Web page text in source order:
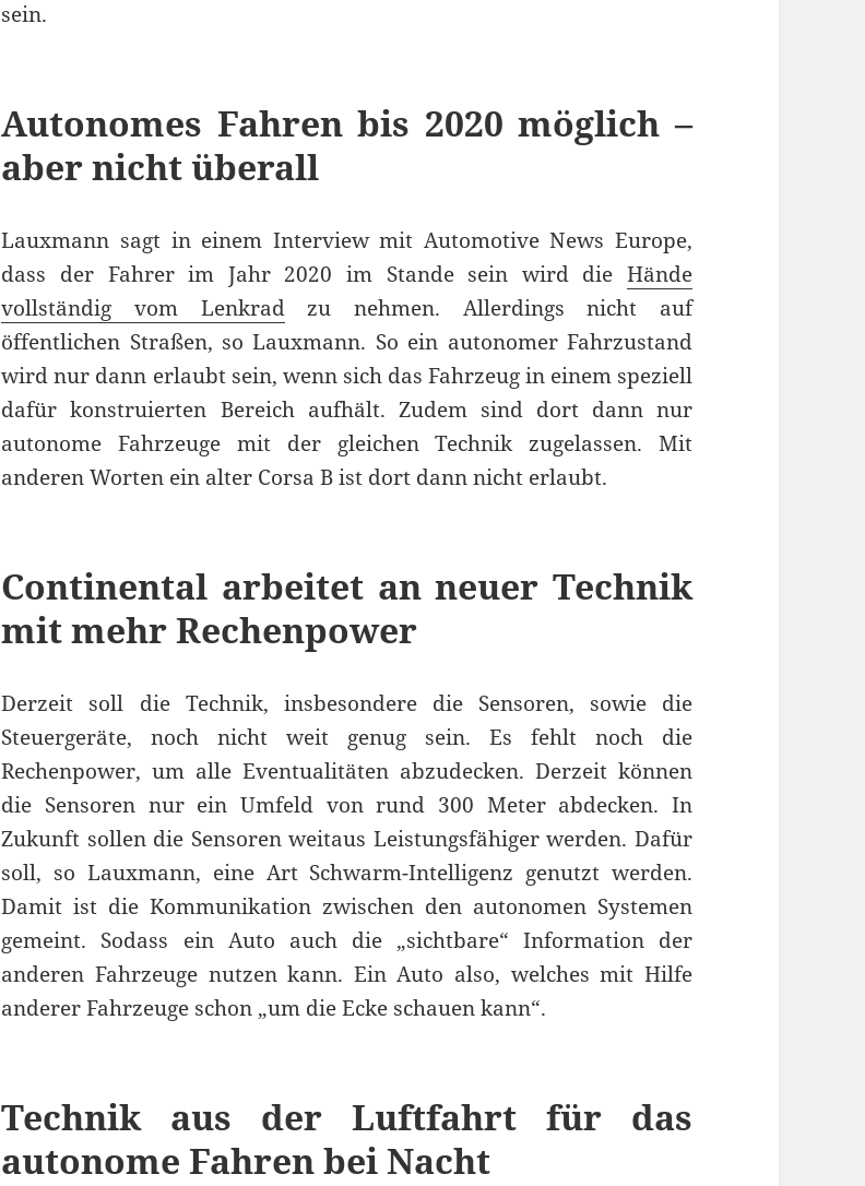
sein.
Autonomes Fahren bis 2020 möglich –
aber nicht überall
Lauxmann sagt in einem Interview mit Automotive News Europe,
dass der Fahrer im Jahr 2020 im Stande sein wird die Hände
vollständig vom Lenkradzu nehmen. Allerdings nicht auf
öffentlichen Straßen, so Lauxmann. So ein autonomer Fahrzustand
wird nur dann erlaubt sein, wenn sich das Fahrzeug in einem speziell
dafür konstruierten Bereich aufhält. Zudem sind dort dann nur
autonome Fahrzeuge mit der gleichen Technik zugelassen. Mit
anderen Worten ein alter Corsa B ist dort dann nicht erlaubt.
Continental arbeitet an neuer Technik
mit mehr Rechenpower
Derzeit soll die Technik, insbesondere die Sensoren, sowie die
Steuergeräte, noch nicht weit genug sein. Es fehlt noch die
Rechenpower, um alle Eventualitäten abzudecken. Derzeit können
die Sensoren nur ein Umfeld von rund 300 Meter abdecken. In
Zukunft sollen die Sensoren weitaus Leistungsfähiger werden. Dafür
soll, so Lauxmann, eine Art Schwarm-Intelligenz genutzt werden.
Damit ist die Kommunikation zwischen den autonomen Systemen
gemeint. Sodass ein Auto auch die „sichtbare“ Information der
anderen Fahrzeuge nutzen kann. Ein Auto also, welches mit Hilfe
anderer Fahrzeuge schon „um die Ecke schauen kann“.
Technik aus der Luftfahrt für das
autonome Fahren bei Nacht